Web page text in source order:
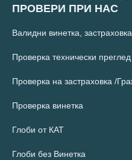
ПРОВЕРИ ПРИ НАС
Валидни винетка,
Проверка технически
Проверка на застраховка /
Проверка винетка
Глоби от КАТ
Глоби без Винетка